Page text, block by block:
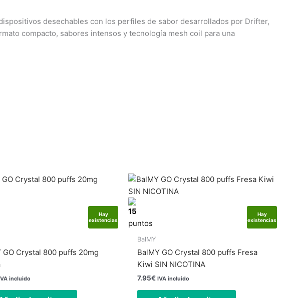
desechables con los perfiles de sabor desarrollados por Drifter,
compacto, sabores intensos y tecnología mesh coil para una
Hay
existencias
GO Crystal 800 puffs 20mg
incluido
Hay
existencias
15
puntos
BalMY
BalMY GO Crystal 800 puffs Fresa
Kiwi SIN NICOTINA
7.95€ IVA incluido